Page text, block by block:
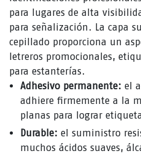
para lugares de alta
para señalización. La capa
cepillado proporciona un
letreros promocionales,
para estanterías.
Adhesivo permanente: el
adhiere firmemente a la
planas para lograr
Durable: el suministro
muchos ácidos suaves,